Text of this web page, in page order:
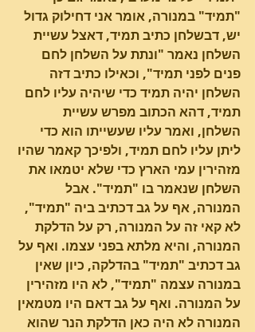
"תמיד" במנורה, אומר אני דחילוק גדול
יש, דבשלחן כתיב תמיד, דאצל עשיית
השלחן נאמר "ונתת על השלחן לחם
פנים לפני תמיד", וכאילו כתיב דזה
השלחן יהיה תמיד כדי שיהיה עליו לחם
תמיד, דהא הכתוב מפרש עשיית
השלחן, ואמר עליו שעשייתו הוא כדי
ליתן עליו לחם תמיד, ולפיכך קאמר שהיו
מזהירין עמי הארץ כדי שלא יטמאו את
השלחן שנאמר בו "תמיד". אבל
המנורה, אף על גב דכתיב ביה "תמיד",
לא קאי זה על המנורה, רק על הדלקת
המנורה, והיא מלתא בפני עצמו. ואף על
גב דכתיב "תמיד" בהדלקה, כיון שאין
במנורה עצמה "תמיד", לא היו מזהירין
על המנורה. ואף על גב דאם היו מטמאין
המנורה לא היה כאן הדלקת הנר שהוא